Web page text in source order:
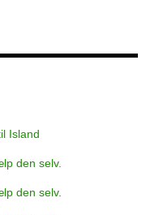
Island
den selv.
den selv.